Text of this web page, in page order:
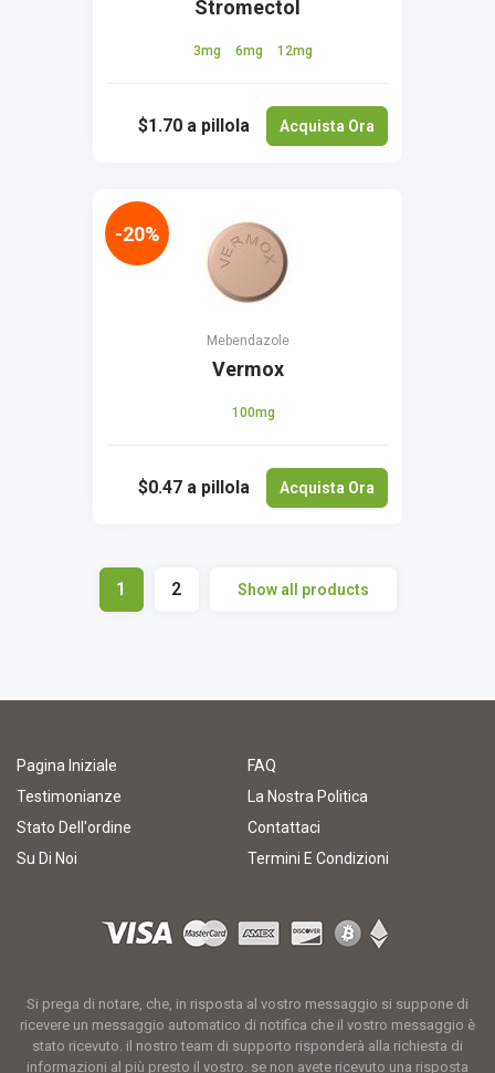
Stromectol
3mg 6mg 12mg
$1.70 a pillola Acquista Ora
Mebendazole
Vermox
100mg
$0.47 a pillola Acquista Ora
-20%
1 2 Show all products
Pagina Iniziale
FAQ
Testimonianze
La Nostra Politica
Stato Dell'ordine
Contattaci
Su Di Noi
Termini E Condizioni
Si prega di notare, che, in risposta al vostro messaggio si suppone di
ricevere un messaggio automatico di notifica che il vostro messaggio è
stato ricevuto. il nostro team di supporto risponderà alla richiesta di
informazioni al più presto il vostro. se non avete ricevuto una risposta